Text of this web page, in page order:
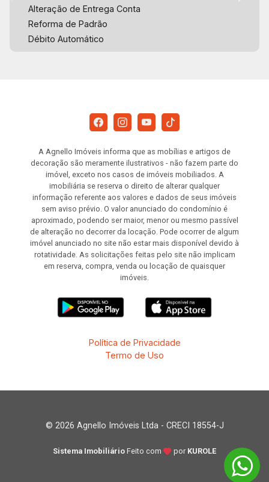
Alteração de Entrega Conta
Reforma de Padrão
Débito Automático
A Agnello Imóveis informa que as mobílias e artigos de
decoração são meramente ilustrativos - não fazem parte do
imóvel, exceto nos casos de imóveis mobiliados. A
imobiliária se reserva o direito de alterar qualquer
informação referente aos valores e dados de seus imóveis
sem aviso prévio. O valor anunciado do condomínio é
aproximado, podendo ser maior, menor ou mesmo passível
de alteração no decorrer da locação. Pode ocorrer de algum
imóvel anunciado no site não estar mais disponível devido à
rotatividade. As solicitações feitas pelo site não implicam
em reserva, compra, venda ou locação de quaisquer
imóveis.
Política de Privacidade
Termo de Uso
© 2026 Agnello Imóveis Ltda - CRECI 18554-J
Sistema Imobiliário Feito com por KUROLE